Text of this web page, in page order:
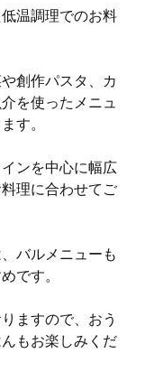
温調理でのお料
創作パスタ、カ
を使ったメニュ
す。
ンを中心に幅広
理に合わせてご
バルメニューも
です。
ますので、おう
もお楽しみくだ